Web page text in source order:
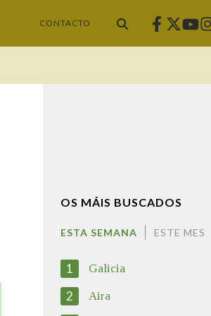
CONTACTO Facebook
Twitter
OS MÁIS BUSCADOS
ESTA SEMANA ESTE MES
1 Galicia
2 Aira